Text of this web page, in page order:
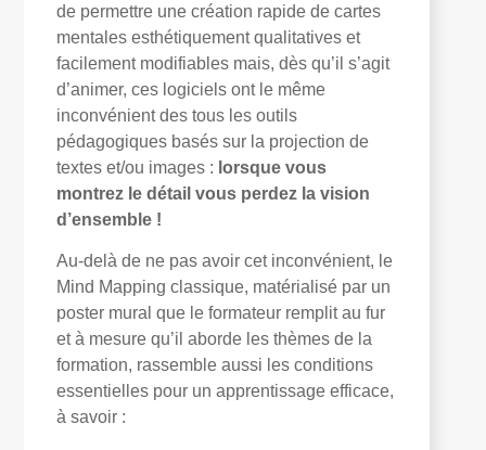
de permettre une création rapide de cartes
mentales esthétiquement qualitatives et
facilement modifiables mais, dès qu’il s’agit
d’animer, ces logiciels ont le même
inconvénient des tous les outils
pédagogiques basés sur la projection de
textes et/ou images : lorsque vous
montrez le détail vous perdez la vision
d’ensemble !
Au-delà de ne pas avoir cet inconvénient, le
Mind Mapping classique, matérialisé par un
poster mural que le formateur remplit au fur
et à mesure qu’il aborde les thèmes de la
formation, rassemble aussi les conditions
essentielles pour un apprentissage efficace,
à savoir :